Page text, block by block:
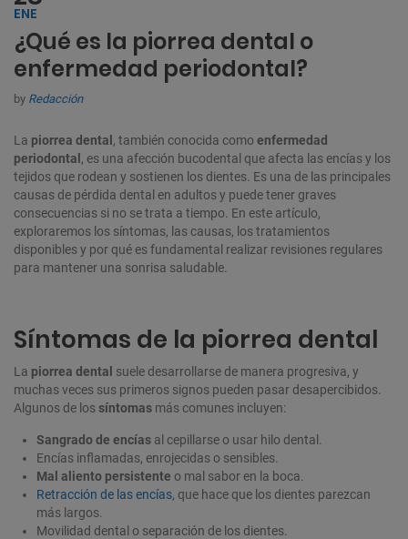
ENE
¿Qué es la piorrea dental o
enfermedad periodontal?
by Redacción
La piorrea dental , también conocida como enfermedad
periodontal , es una afección bucodental que afecta las encías y los
tejidos que rodean y sostienen los dientes. Es una de las principales
causas de pérdida dental en adultos y puede tener graves
consecuencias si no se trata a tiempo. En este artículo,
exploraremos los síntomas, las causas, los tratamientos
disponibles y por qué es fundamental realizar revisiones regulares
para mantener una sonrisa saludable.
Síntomas de la piorrea dental
La piorrea dental suele desarrollarse de manera progresiva, y
muchas veces sus primeros signos pueden pasar desapercibidos.
Algunos de los síntomas más comunes incluyen:
Sangrado de encías al cepillarse o usar hilo dental.
Encías inflamadas, enrojecidas o sensibles.
Mal aliento persistente o mal sabor en la boca.
Retracción de las encías, que hace que los dientes parezcan
más largos.
Movilidad dental o separación de los dientes.